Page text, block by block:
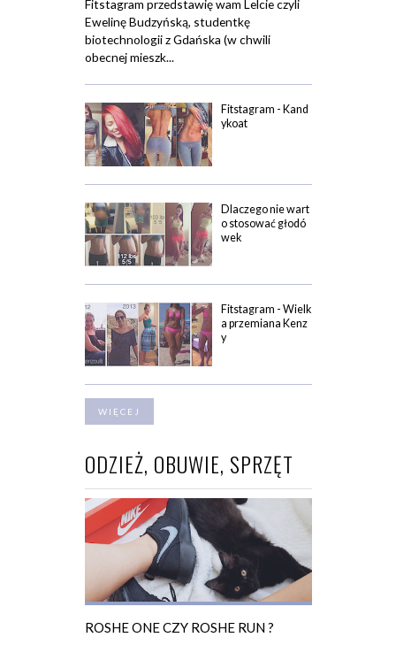
Fitstagram przedstawię wam Lelcie czyli
Ewelinę Budzyńską, studentkę
biotechnologii z Gdańska (w chwili
obecnej mieszk...
Fitstagram - Kand
ykoat
Dlaczego nie wart
o stosować głodó
wek
Fitstagram - Wielk
a przemiana Kenz
y
WIĘCEJ
ODZIEŻ, OBUWIE, SPRZĘT
ROSHE ONE CZY ROSHE RUN ?